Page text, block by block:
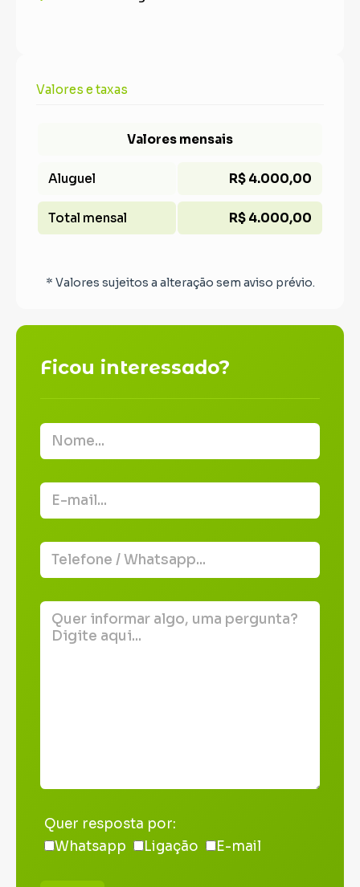
Valores e taxas
Valores mensais
Aluguel R$ 4.000,00
Total mensal R$ 4.000,00
* Valores sujeitos a alteração sem aviso prévio.
Ficou interessado?
Quer resposta por:
Whatsapp
Ligação E-mail